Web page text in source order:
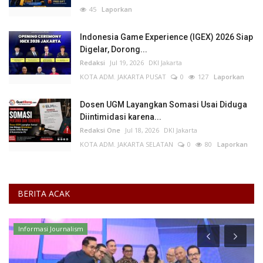
45 Laporkan
Indonesia Game Experience (IGEX) 2026 Siap
Digelar, Dorong...
Redaksi Jul 19, 2026 DKI Jakarta
KOTA ADM. JAKARTA PUSAT
0 127 Laporkan
Dosen UGM Layangkan Somasi Usai Diduga
Diintimidasi karena...
Redaksi One Jul 18, 2026 DKI Jakarta
KOTA ADM. JAKARTA SELATAN
0 80 Laporkan
BERITA ACAK
UMKM & Ekonomi Kreatif